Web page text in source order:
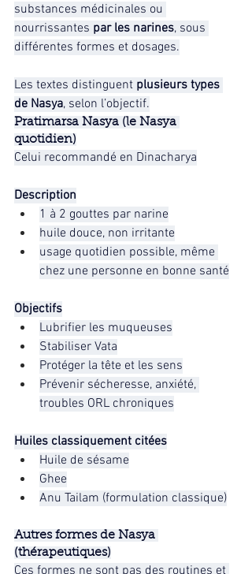
substances médicinales ou
nourrissantes par les narines, sous
différentes formes et dosages.
Les textes distinguent plusieurs types
de Nasya, selon l’objectif.
Pratimarsa Nasya (le Nasya
quotidien)
Celui recommandé en Dinacharya
Description
1 à 2 gouttes par narine
huile douce, non irritante
usage quotidien possible, même
chez une personne en bonne santé
Objectifs
Lubrifier les muqueuses
Stabiliser Vata
Protéger la tête et les sens
Prévenir sécheresse, anxiété,
troubles ORL chroniques
Huiles classiquement citées
Huile de sésame
Ghee
Anu Tailam (formulation classique)
Autres formes de Nasya
(thérapeutiques)